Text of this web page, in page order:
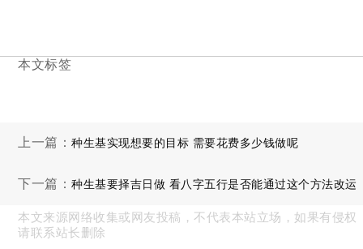
本文标签
上一篇：种生基实现想要的目标 需要花费多少钱做呢
下一篇：种生基要择吉日做 看八字五行是否能通过这个方法改运
本文来源网络收集或网友投稿，不代表本站立场，如果有侵权
请联系站长删除